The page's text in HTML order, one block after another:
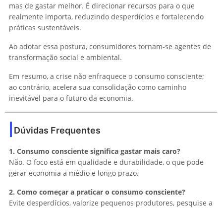
mas de gastar melhor. É direcionar recursos para o que
realmente importa, reduzindo desperdícios e fortalecendo
práticas sustentáveis.
Ao adotar essa postura, consumidores tornam-se agentes de
transformação social e ambiental.
Em resumo, a crise não enfraquece o consumo consciente;
ao contrário, acelera sua consolidação como caminho
inevitável para o futuro da economia.
Dúvidas Frequentes
1. Consumo consciente significa gastar mais caro?
Não. O foco está em qualidade e durabilidade, o que pode
gerar economia a médio e longo prazo.
2. Como começar a praticar o consumo consciente?
Evite desperdícios, valorize pequenos produtores, pesquise a